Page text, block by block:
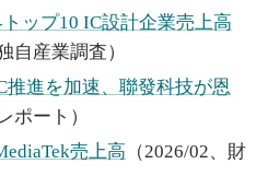
ップ10 IC設計企業売上高
自産業調査）
推進を加速、聯發科技が恩
ポート）
売上高 （2026/02、財